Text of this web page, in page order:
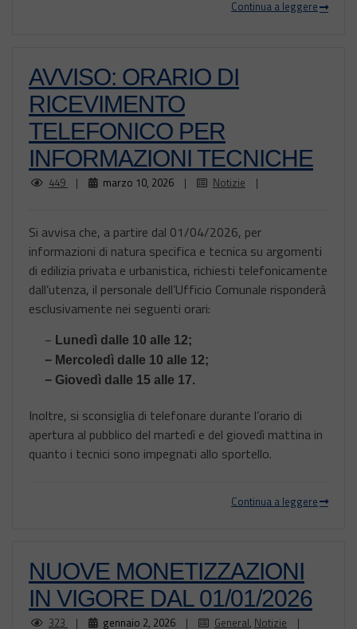
Continua a leggere
AVVISO: ORARIO DI
RICEVIMENTO
TELEFONICO PER
INFORMAZIONI TECNICHE
449 | marzo 10, 2026 | Notizie |
Si avvisa che, a partire dal 01/04/2026, per
informazioni di natura specifica e tecnica su argomenti
di edilizia privata e urbanistica, richiesti telefonicamente
dall’utenza, il personale dell’Ufficio Comunale risponderà
esclusivamente nei seguenti orari:
− Lunedì dalle 10 alle 12;
− Mercoledì dalle 10 alle 12;
− Giovedì dalle 15 alle 17.
Inoltre, si sconsiglia di telefonare durante l’orario di
apertura al pubblico del martedì e del giovedì mattina in
quanto i tecnici sono impegnati allo sportello.
Continua a leggere
NUOVE MONETIZZAZIONI
IN VIGORE DAL 01/01/2026
323 | gennaio 2, 2026 | General, Notizie |